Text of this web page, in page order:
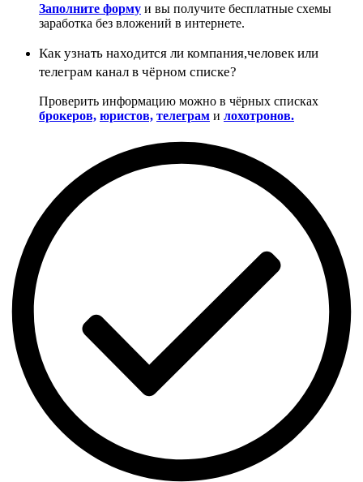
Заполните форму и вы получите бесплатные схемы
заработка без вложений в интернете.
Как узнать находится ли компания,человек или
телеграм канал в чёрном списке?
Проверить информацию можно в чёрных списках
брокеров, юристов, телеграм и лохотронов.